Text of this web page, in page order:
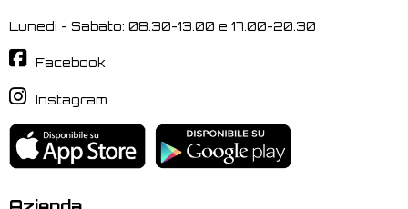
Lunedi - Sabato: 08.30-13.00 e 17.00-20.30
Facebook
Instagram